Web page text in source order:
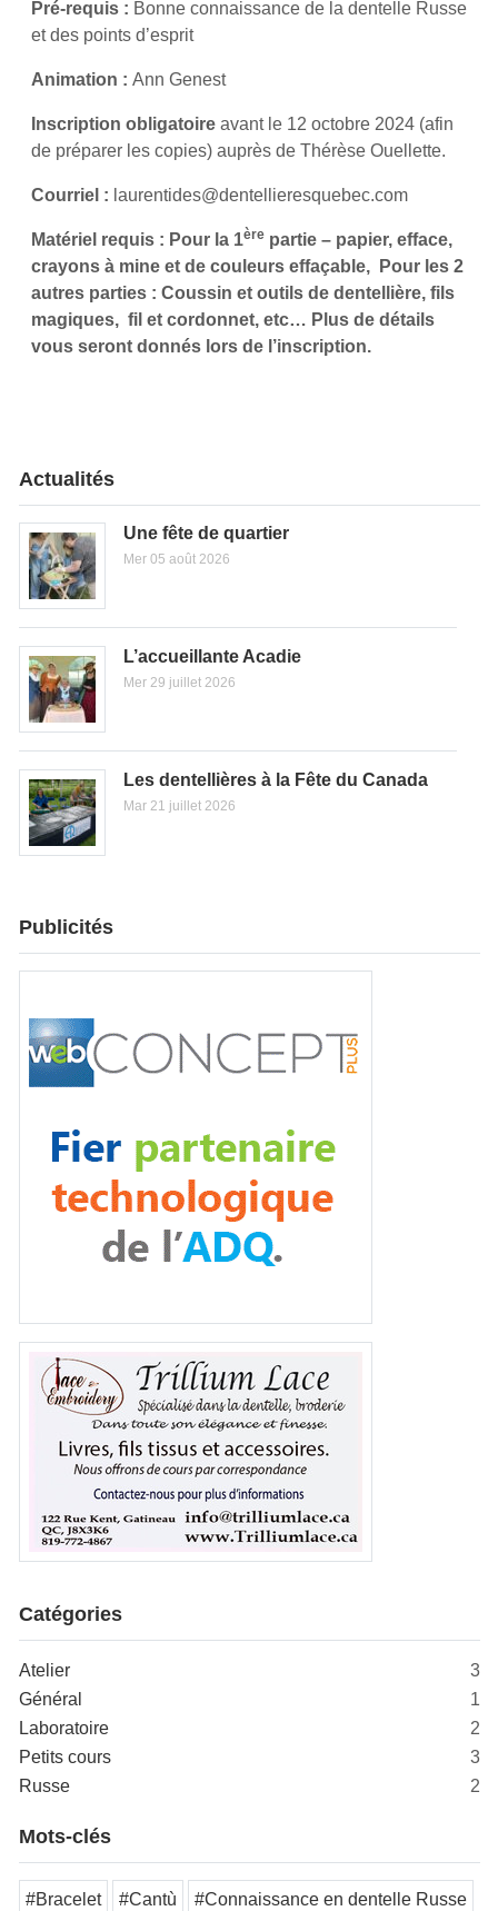
Pré-requis : Bonne connaissance de la dentelle Russe
et des points d’esprit
Animation : Ann Genest
Inscription obligatoire avant le 12 octobre 2024 (afin
de préparer les copies) auprès de Thérèse Ouellette.
Courriel : laurentides@dentellieresquebec.com
Matériel requis : Pour la 1ère partie – papier, efface,
crayons à mine et de couleurs effaçable, Pour les 2
autres parties : Coussin et outils de dentellière, fils
magiques, fil et cordonnet, etc… Plus de détails
vous seront donnés lors de l’inscription.
Actualités
Une fête de quartier
Mer 05 août 2026
L’accueillante Acadie
Mer 29 juillet 2026
Les dentellières à la Fête du Canada
Mar 21 juillet 2026
Publicités
Catégories
Atelier
3
Général
1
Laboratoire
2
Petits cours
3
Russe
2
Mots-clés
#Bracelet #Cantù #Connaissance en dentelle Russe